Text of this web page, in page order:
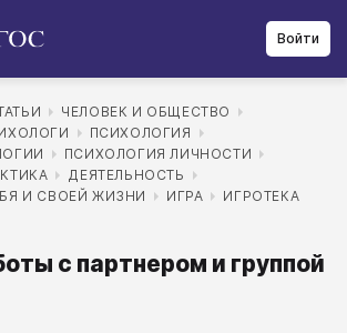
Войти
ЧЕЛОВЕК И ОБЩЕСТВО
ПСИХОЛОГИЯ
ПСИХОЛОГИЯ ЛИЧНОСТИ
ДЕЯТЕЛЬНОСТЬ
И СВОЕЙ ЖИЗНИ
ИГРА ИГРОТЕКА
с партнером и группой